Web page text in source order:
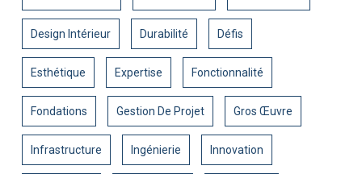
Design Intérieur Durabilité Défis
Esthétique Expertise Fonctionnalité
Fondations Gestion De Projet Gros Œuvre
Infrastructure Ingénierie Innovation